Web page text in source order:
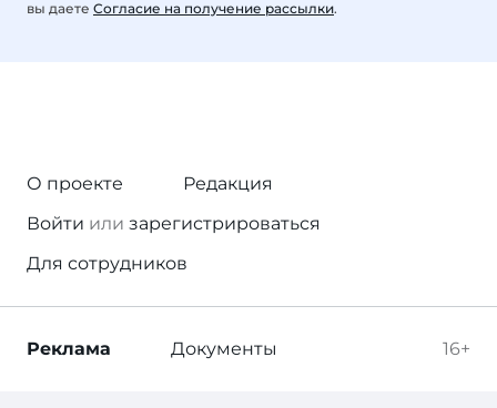
вы даете Согласие на получение рассылки.
О проекте
Редакция
Войти или зарегистрироваться
Для сотрудников
16+
Реклама Документы